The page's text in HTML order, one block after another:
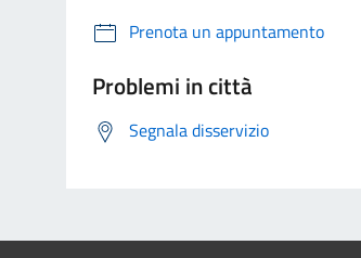
Prenota un appuntamento
Problemi in città
Segnala disservizio